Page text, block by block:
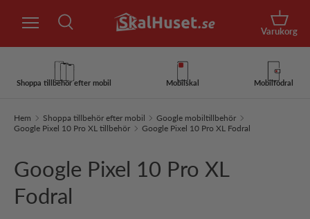
Hoppa till innehåll
Sök
Korg
Varukorg
Shoppa tillbehör efter mobil Mobilskal Mobilfodral
Hem Shoppa tillbehör efter mobil
Google mobiltillbehör
Google Pixel 10 Pro XL tillbehör
Google Pixel 10 Pro XL Fodral
Google Pixel 10 Pro XL
Fodral